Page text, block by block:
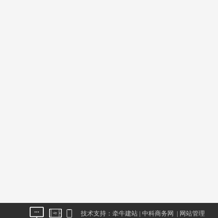
技术支持：牵牛建站 |中科商务网 | 网站管理